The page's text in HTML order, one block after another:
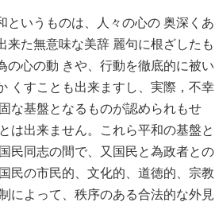
いうものは、人々の心の 奥深くあ
来た無意味な美辞 麗句に根ざしたも
の心の動 きや、行動を徹底的に被い
くすことも出来ますし、実際，不幸
な基盤となるものが認められもせ
は出来ません。これら平和の基盤と
民同志の間で、又国民と為政者との
民の市民的、文化的、道徳的、宗教
によって、秩序のある合法的な外見